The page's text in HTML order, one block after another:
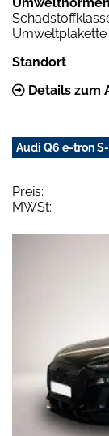
Umweltplakette
Standort
Details zum
Audi Q6 e-tron
Preis:
MWSt: